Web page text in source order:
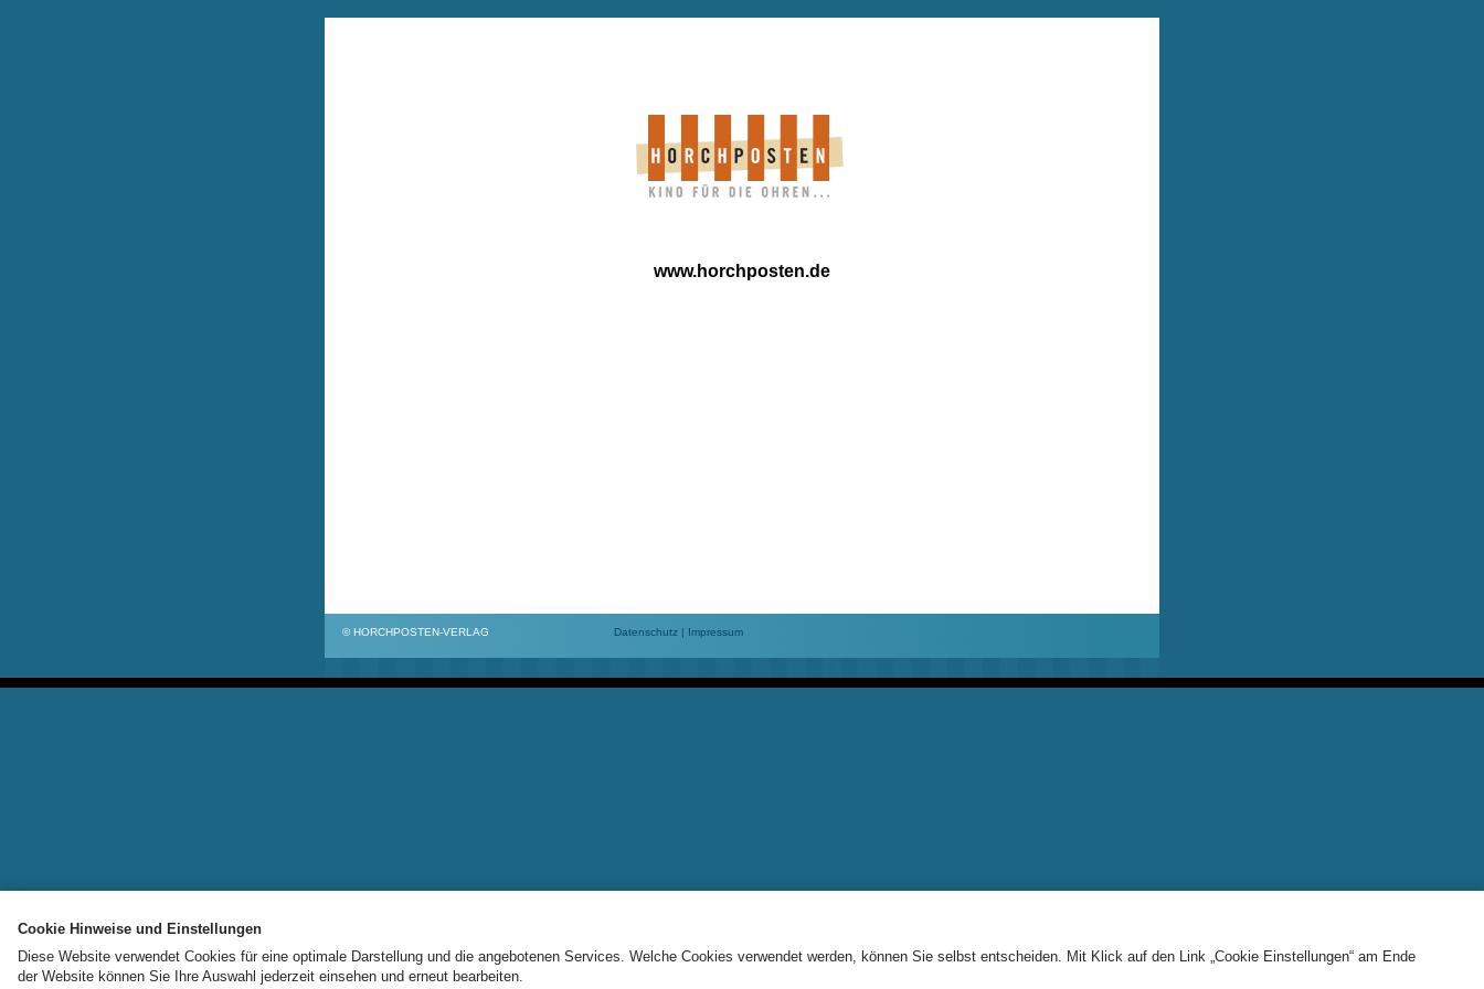
www.horchposten.de
© HORCHPOSTEN-VERLAG Datenschutz | Impressum
Cookie Hinweise und Einstellungen
Diese Website verwendet Cookies für eine optimale Darstellung und die angebotenen Services. Welche Cookies verwendet werden, können Sie selbst entscheiden.
Mit Klick auf den Link „Cookie Einstellungen“ am Ende
der Website können Sie Ihre Auswahl jederzeit einsehen und erneut bearbeiten.